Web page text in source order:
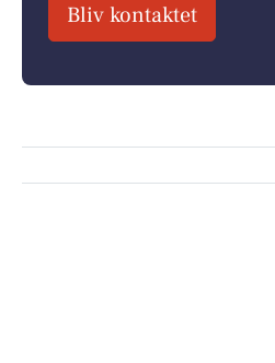
Bliv kontaktet